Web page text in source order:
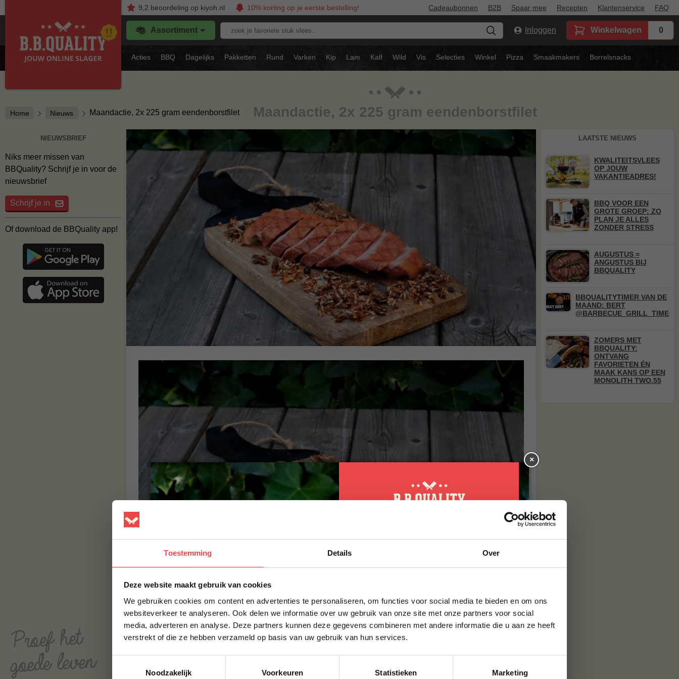
Toestemming Details Over
Deze website maakt gebruik van cookies
We gebruiken cookies om content en advertenties te personaliseren, om functies voor social media te bieden en om ons
websiteverkeer te analyseren. Ook delen we informatie over uw gebruik van onze site met onze partners voor social
media, adverteren en analyse. Deze partners kunnen deze gegevens combineren met andere informatie die u aan ze heeft
verstrekt of die ze hebben verzameld op basis van uw gebruik van hun services.
Noodzakelijk
Voorkeuren Statistieken Marketing
9,2 beoordelingop kiyoh.nl 10% korting op je eerste bestelling! Cadeaubonnen B2B Spaar mee Recepten Klantenservice FAQ
Assortiment
Zoek
stuk
vlees..
Inloggen Winkelwagen 0
Acties BBQ Dagelijks Pakketten Rund Varken Kip Lam Kalf Wild Vis Selecties Winkel Pizza Smaakmakers Borrelsnacks
Home Nieuws Maandactie, 2x 225 gram eendenborstfilet Maandactie, 2x 225 gram eendenborstfilet
NIEUWSBRIEF
Niks meer missen van
BBQuality? Schrijf je in voor de
nieuwsbrief
Schrijf je in
Of download de BBQuality app!
Welkom 2024! Wij kijken terug op een fantastisch 2023! Heel veel trouwe klanten hebben dit jaar weer
gebruik gemaakt van onze webshop en daar zijn wij erg blij mee. We krijgen ook steeds meer
complimenten over onsloyaltee-programma.De items die je hierin kan kiezen gaan we aankomend jaar
daar zijn we uiteraard ook erg enthousiast over. Om jullie allemaal te bedanken voor dit mooie jaar hebben
LAATSTE NIEUWS
KWALITEITSVLEES
OP JOUW
VAKANTIEADRES!
BBQ VOOR EEN
GROTE GROEP: ZO
PLAN JE ALLES
ZONDER STRESS
AUGUSTUS =
ANGUSTUS BIJ
BBQUALITY
BBQUALITYTIMER VAN DE
MAAND: BERT
@BARBECUE_GRILL_TIME
ZOMERS MET
BBQUALITY:
ONTVANG
FAVORIETEN ÉN
MAAK KANS OP EEN
MONOLITH TWO.55
×
10% korting op je
eerste bestelling*
VOORNAAM*